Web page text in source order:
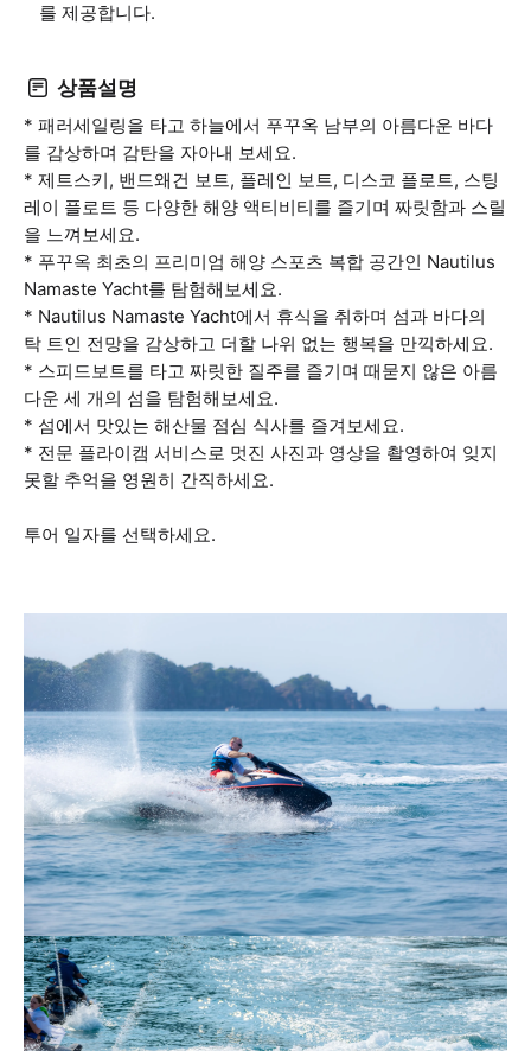
를 제공합니다.
상품설명
* 패러세일링을 타고 하늘에서 푸꾸옥 남부의 아름다운 바다
를 감상하며 감탄을 자아내 보세요.
* 제트스키, 밴드왜건 보트, 플레인 보트, 디스코 플로트, 스팅
레이 플로트 등 다양한 해양 액티비티를 즐기며 짜릿함과 스릴
을 느껴보세요.
* 푸꾸옥 최초의 프리미엄 해양 스포츠 복합 공간인 Nautilus
Namaste Yacht를 탐험해보세요.
* Nautilus Namaste Yacht에서 휴식을 취하며 섬과 바다의
탁 트인 전망을 감상하고 더할 나위 없는 행복을 만끽하세요.
* 스피드보트를 타고 짜릿한 질주를 즐기며 때묻지 않은 아름
다운 세 개의 섬을 탐험해보세요.
* 섬에서 맛있는 해산물 점심 식사를 즐겨보세요.
* 전문 플라이캠 서비스로 멋진 사진과 영상을 촬영하여 잊지
못할 추억을 영원히 간직하세요.
투어 일자를 선택하세요.